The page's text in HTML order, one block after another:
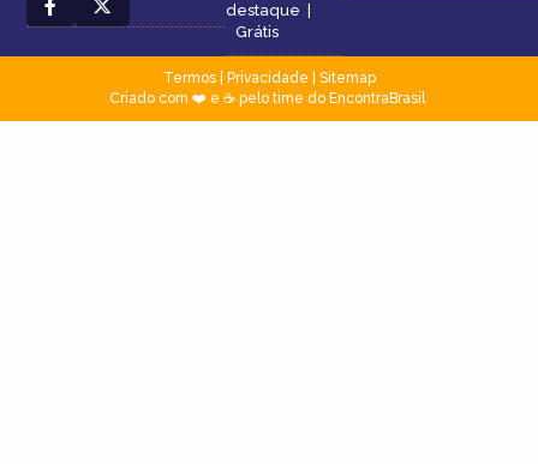
destaque
Grátis
Termos| Privacidade
Sitemap
Criado com ❤️ e ☕ pelo time do EncontraBrasil